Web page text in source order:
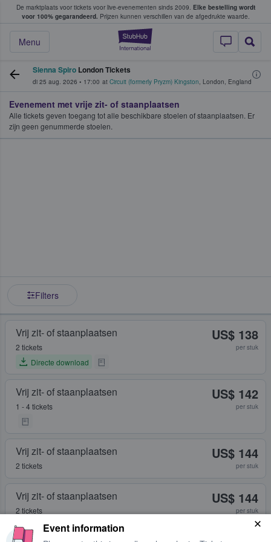
De marktplaats voor tickets voor live-evenementen sinds 2009. Elke bestelling wordt
voor 100% gegarandeerd. Prijzen kunnen verschillen van de afgedrukte waarde.
StubHub: waar
Menu
tickets kopen en verkopen
Sienna Spiro London Tickets
di 25 aug. 2026 • 17:00 at Circuit (formerly Pryzm) Kingston, London, England
Evenement met vrije zit- of staanplaatsen
Alle tickets geven toegang tot alle beschikbare stoelen of staanplaatsen. Er
zijn geen genummerde stoelen.
Filters
Vrij zit- of staanplaatsen
2 tickets
Directe download
US$ 138
per stuk
Vrij zit- of staanplaatsen
1 - 4 tickets
US$ 142
per stuk
Vrij zit- of staanplaatsen
2 tickets
US$ 144
per stuk
Vrij zit- of staanplaatsen
2 tickets
US$ 144
per stuk
Event information